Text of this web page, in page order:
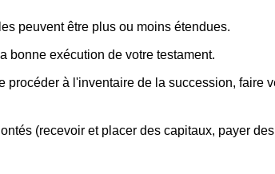
peuvent être plus ou moins étendues.
bonne exécution de votre testament.
procéder à l'inventaire de la succession, faire
(recevoir et placer des capitaux, payer